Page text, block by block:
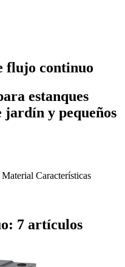
flujo continuo
estanques
jardín y pequeños
Material Características
7 artículos